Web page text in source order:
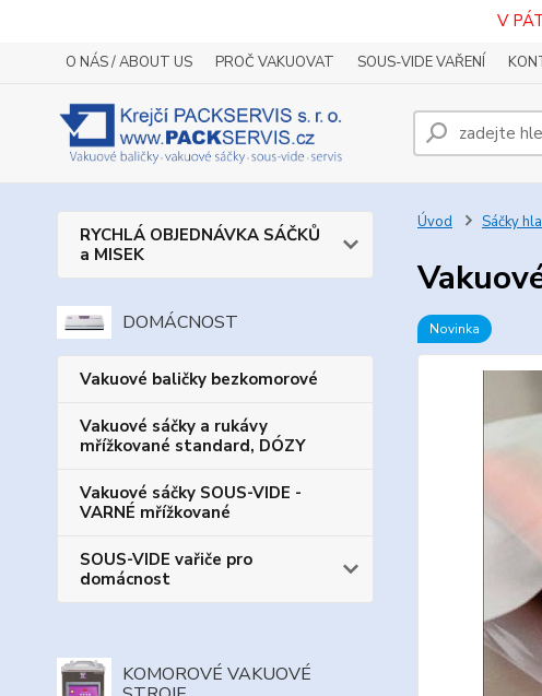
V
O NÁS / ABOUT US PROČ VAKUOVAT SOUS-VIDE VAŘENÍ
RYCHLÁ OBJEDNÁVKA SÁČKŮ
a MISEK
DOMÁCNOST
Vakuové baličky bezkomorové
Vakuové sáčky a rukávy
mřížkované standard, DÓZY
Vakuové sáčky SOUS-VIDE -
VARNÉ mřížkované
SOUS-VIDE vařiče pro
domácnost
KOMOROVÉ VAKUOVÉ
Úvod Sáčky
Novinka